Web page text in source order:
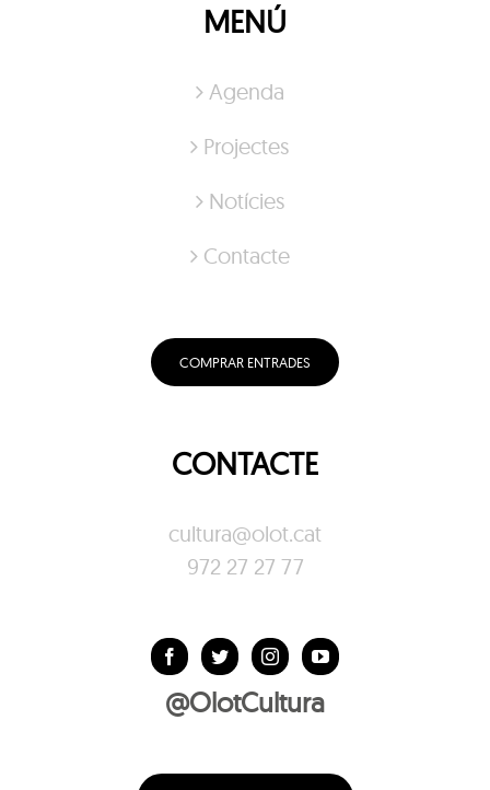
MENÚ
Agenda
Projectes
Notícies
Contacte
COMPRAR ENTRADES
CONTACTE
cultura@olot.cat
972 27 27 77
@OlotCultura